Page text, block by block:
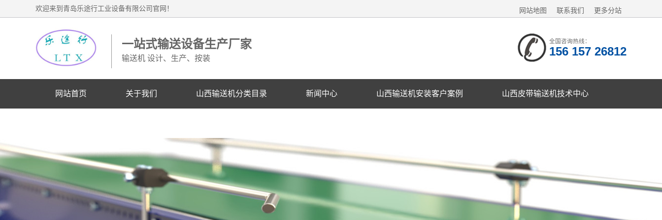
欢迎来到青岛乐途行工业设备有限公司官网！ 网站地图 联系我们 更多分站
一站式输送设备生产厂家
输送机 设计、生产、按装
全国咨询热线：
156 157 26812
网站首页 关于我们 山西输送机分类目录 新闻中心 山西输送机安装客户案例 山西皮带输送机技术中心